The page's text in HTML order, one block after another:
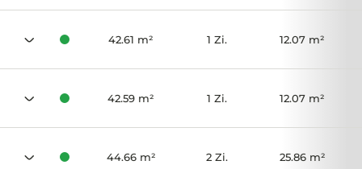
42.61 m² 1 Zi. 12.07 m²
42.59 m² 1 Zi. 12.07 m²
44.66 m² 2 Zi. 25.86 m²